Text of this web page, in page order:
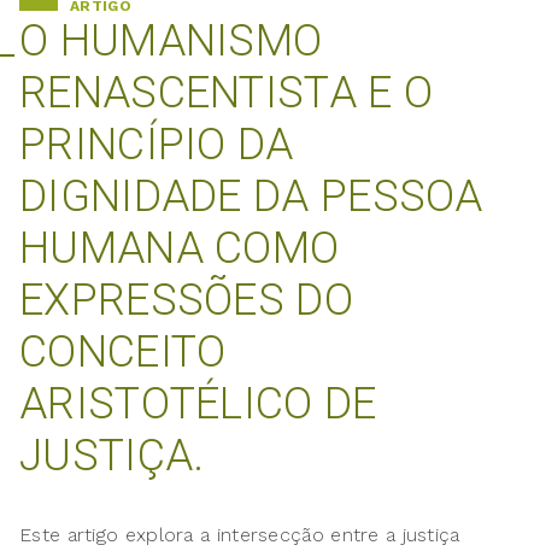
O HUMANISMO
RENASCENTISTA E O
PRINCÍPIO DA
DIGNIDADE DA PESSOA
HUMANA COMO
EXPRESSÕES DO
CONCEITO
ARISTOTÉLICO DE
JUSTIÇA.
ARTIGO
Este artigo explora a intersecção entre a justiça